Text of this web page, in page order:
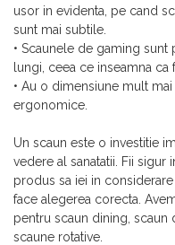
usor in evidenta, pe cand
sunt mai subtile.
• Scaunele de gaming sunt
lungi, ceea ce inseamna
• Au o dimensiune mult
ergonomice.
Un scaun este o investitie
vedere al sanatatii. Fii sigur
produs sa iei in
face alegerea corecta.
pentru scaun dining, scaun
scaune rotative.